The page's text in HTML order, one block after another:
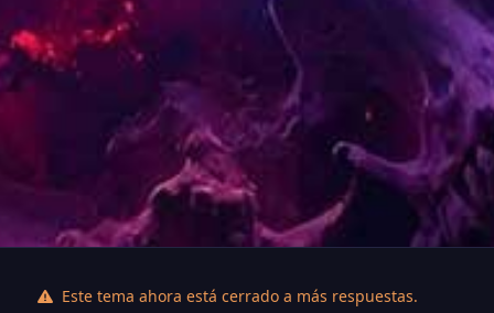
Este tema ahora está cerrado a más respuestas.